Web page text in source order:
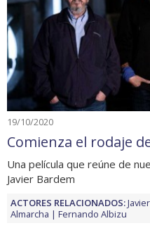
19/10/2020
Comienza el rodaje
Una película que reúne de
Javier Bardem
ACTORES RELACIONADOS:
Almarcha
Fernando Albizu